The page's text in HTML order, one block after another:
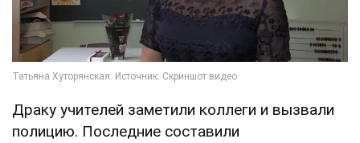
Драку учителей заметили коллеги и вызвали
полицию. Последние составили